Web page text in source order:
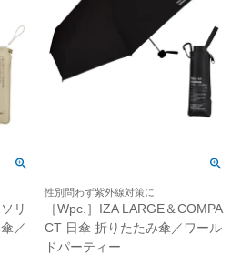
リ
／
性別問わず紫外線対策に
［Wpc.］IZA LARGE＆COMPA
CT 日傘 折りたたみ傘／ワール
ドパーティー